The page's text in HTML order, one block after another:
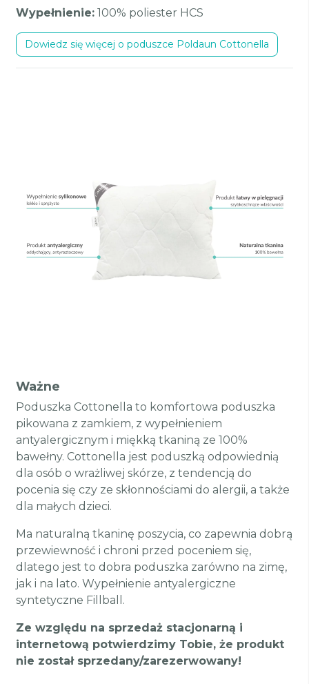
Wypełnienie: 100% poliester HCS
Dowiedz się więcej o poduszce Poldaun Cottonella
Ważne
Poduszka Cottonella to komfortowa poduszka
pikowana z zamkiem, z wypełnieniem
antyalergicznym i miękką tkaniną ze 100%
bawełny. Cottonella jest poduszką odpowiednią
dla osób o wrażliwej skórze, z tendencją do
pocenia się czy ze skłonnościami do alergii, a także
dla małych dzieci.
Ma naturalną tkaninę poszycia, co zapewnia dobrą
przewiewność i chroni przed poceniem się,
dlatego jest to dobra poduszka zarówno na zimę,
jak i na lato. Wypełnienie antyalergiczne
syntetyczne Fillball.
Ze względu na sprzedaż stacjonarną i
internetową potwierdzimy Tobie, że produkt
nie został sprzedany/zarezerwowany!